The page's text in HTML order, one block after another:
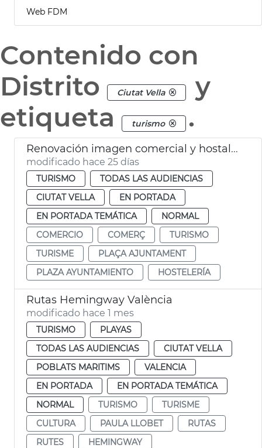
Web FDM
Contenido con
Distrito
Ciutat Vella
y
etiqueta
turismo .
Renovación imagen comercial y hostalera plaza Ayuntamiento
modificado hace 25 días
TURISMO
TODAS LAS AUDIENCIAS
CIUTAT VELLA
EN PORTADA
EN PORTADA TEMÁTICA
NORMAL
COMERCIO
COMERÇ
TURISMO
TURISME
PLAÇA AJUNTAMENT
PLAZA AYUNTAMIENTO
HOSTELERÍA
Rutas Hemingway València
modificado hace 1 mes
TURISMO
PLAYAS
TODAS LAS AUDIENCIAS
CIUTAT VELLA
POBLATS MARITIMS
VALENCIA
EN PORTADA
EN PORTADA TEMÁTICA
NORMAL
TURISMO
TURISME
CULTURA
PAULA LLOBET
RUTAS
RUTES
HEMINGWAY